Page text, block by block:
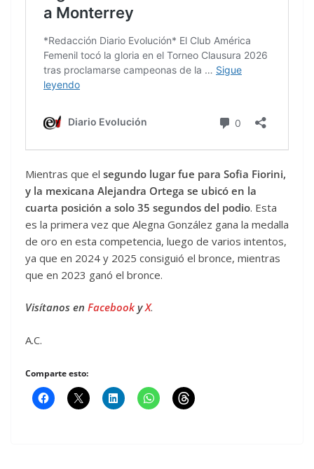
Mientras que el segundo lugar fue para Sofia Fiorini,
y la mexicana Alejandra Ortega se ubicó en la
cuarta posición a solo 35 segundos del podio. Esta
es la primera vez que Alegna González gana la medalla
de oro en esta competencia, luego de varios intentos,
ya que en 2024 y 2025 consiguió el bronce, mientras
que en 2023 ganó el bronce.
Visítanos en FacebookyX.
A.C.
Comparte esto: